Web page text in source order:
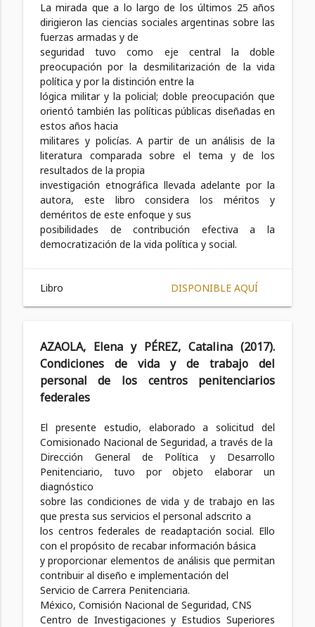
La mirada que a lo largo de los últimos 25 años
dirigieron las ciencias sociales argentinas sobre las
fuerzas armadas y de
seguridad tuvo como eje central la doble
preocupación por la desmilitarización de la vida
política y por la distinción entre la
lógica militar y la policial; doble preocupación que
orientó también las políticas públicas diseñadas en
estos años hacia
militares y policías. A partir de un análisis de la
literatura comparada sobre el tema y de los
resultados de la propia
investigación etnográfica llevada adelante por la
autora, este libro considera los méritos y
deméritos de este enfoque y sus
posibilidades de contribución efectiva a la
democratización de la vida política y social.
Libro DISPONIBLE AQUÍ
AZAOLA, Elena y PÉREZ, Catalina (2017).
Condiciones de vida y de trabajo del
personal de los centros penitenciarios
federales
El presente estudio, elaborado a solicitud del
Comisionado Nacional de Seguridad, a través de la
Dirección General de Política y Desarrollo
Penitenciario, tuvo por objeto elaborar un
diagnóstico
sobre las condiciones de vida y de trabajo en las
que presta sus servicios el personal adscrito a
los centros federales de readaptación social. Ello
con el propósito de recabar información básica
y proporcionar elementos de análisis que permitan
contribuir al diseño e implementación del
Servicio de Carrera Penitenciaria.
México, Comisión Nacional de Seguridad, CNS
Centro de Investigaciones y Estudios Superiores